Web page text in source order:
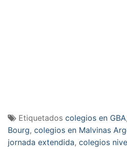
Etiquetados colegios en GBA,
Bourg, colegios en Malvinas
jornada extendida, colegios